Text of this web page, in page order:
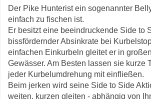
Der Pike Hunterist ein sogenannter
einfach zu fischen ist.
Er besitzt eine beeindruckende Side to
bissfördernder Absinkrate bei
einfachen Einkurbeln gleitet er in
Gewässer. Am Besten lassen sie kurze
jeder Kurbelumdrehung mit einfließen.
Beim jerken wird seine Side to Side
weiten, kurzen gleiten - abhängig von